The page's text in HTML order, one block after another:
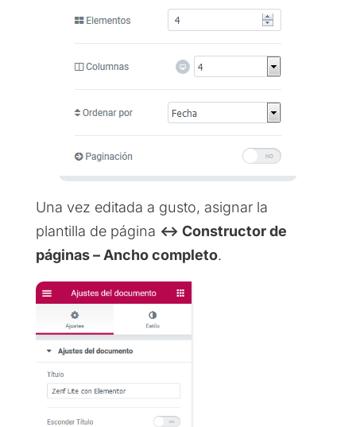
Una vez editada a gusto, asignar la
plantilla de página ↔ Constructor de
páginas – Ancho completo.